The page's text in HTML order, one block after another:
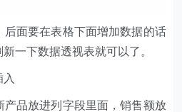
后面要在表格下面增加数据的话
一下数据透视表就可以了。
品放进列字段里面，销售额放